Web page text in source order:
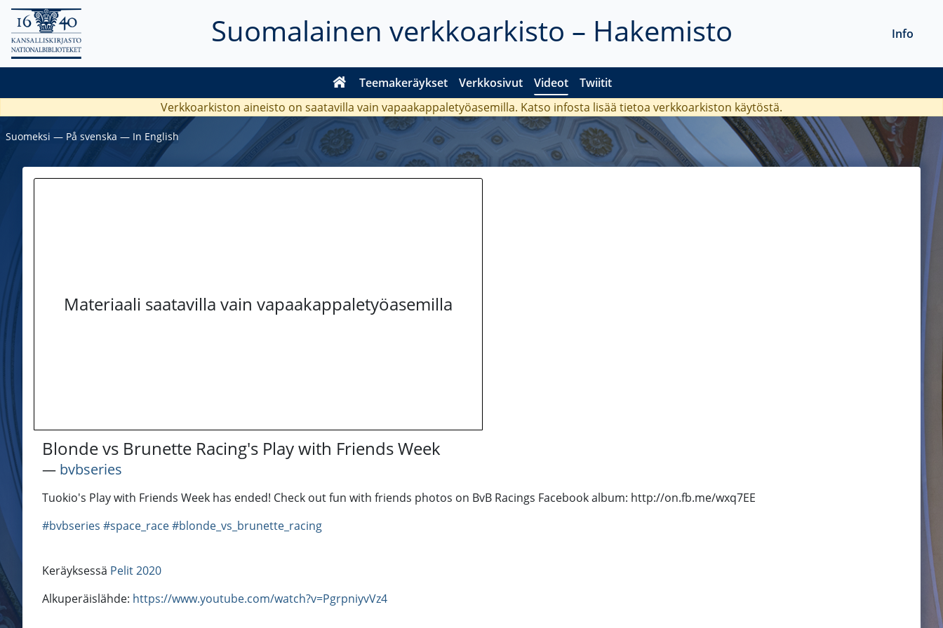
Suomalainen verkkoarkisto – Hakemisto
Teemakeräykset Verkkosivut Videot Twiitit
Info
Verkkoarkiston aineisto on saatavilla vain vapaakappaletyöasemilla. Katso infosta lisää tietoa verkkoarkiston käytöstä.
Suomeksi ― På svenska ― In English
Materiaali saatavilla vain vapaakappaletyöasemilla
Blonde vs Brunette Racing's Play with Friends Week
― bvbseries
Tuokio's Play with Friends Week has ended! Check out fun with friends photos on BvB Racings Facebook album: http://on.fb.me/wxq7EE
#bvbseries #space_race#blonde_vs_brunette_racing
Keräyksessä Pelit 2020
Alkuperäislähde: https://www.youtube.com/watch?v=PgrpniyvVz4